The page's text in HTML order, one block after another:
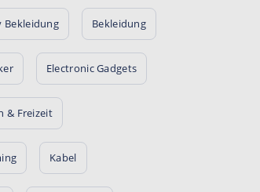
Bekleidung Bekleidung
Electronic Gadgets
& Freizeit
Kabel